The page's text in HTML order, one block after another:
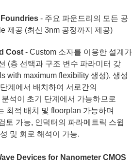
- 주요 파운드리의 모든 공
제공 (최신 3nm 공정까지 제공)
Cost - Custom 소자를 이용한 설계가
(층 선택과 구조 변수 파라미터 갖
with maximum flexibility 생성), 생성
계에서 배치하여 서로간의
석이 초기 단계에서 가능하므로
최적 배치 및 floorplan 가능하며
토 가능, 인덕터의 파라메트릭 스윕
및 회로 해석이 가능.
Devices for Nanometer CMOS